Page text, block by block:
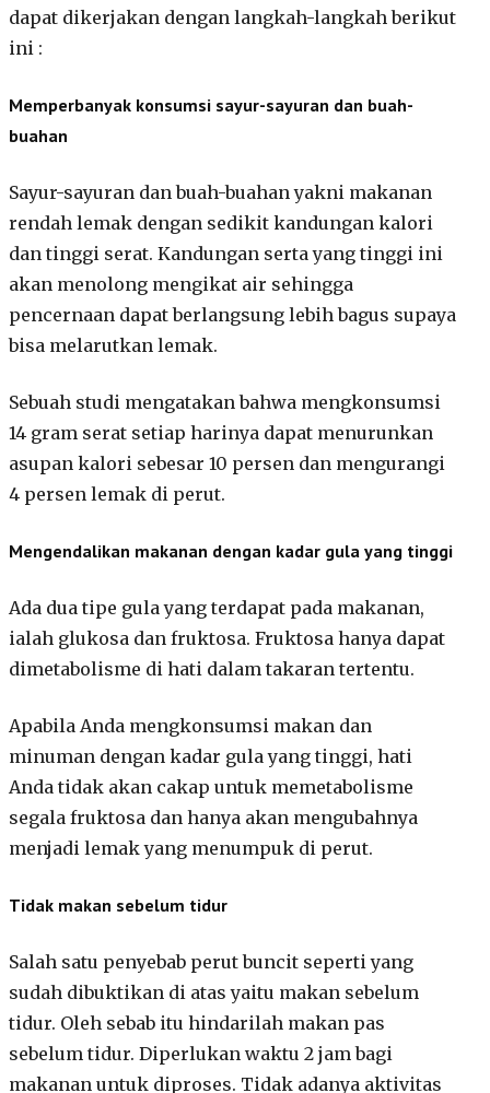
dapat dikerjakan dengan langkah-langkah berikut
ini :
Memperbanyak konsumsi sayur-sayuran dan buah-
buahan
Sayur-sayuran dan buah-buahan yakni makanan
rendah lemak dengan sedikit kandungan kalori
dan tinggi serat. Kandungan serta yang tinggi ini
akan menolong mengikat air sehingga
pencernaan dapat berlangsung lebih bagus supaya
bisa melarutkan lemak.
Sebuah studi mengatakan bahwa mengkonsumsi
14 gram serat setiap harinya dapat menurunkan
asupan kalori sebesar 10 persen dan mengurangi
4 persen lemak di perut.
Mengendalikan makanan dengan kadar gula yang tinggi
Ada dua tipe gula yang terdapat pada makanan,
ialah glukosa dan fruktosa. Fruktosa hanya dapat
dimetabolisme di hati dalam takaran tertentu.
Apabila Anda mengkonsumsi makan dan
minuman dengan kadar gula yang tinggi, hati
Anda tidak akan cakap untuk memetabolisme
segala fruktosa dan hanya akan mengubahnya
menjadi lemak yang menumpuk di perut.
Tidak makan sebelum tidur
Salah satu penyebab perut buncit seperti yang
sudah dibuktikan di atas yaitu makan sebelum
tidur. Oleh sebab itu hindarilah makan pas
sebelum tidur. Diperlukan waktu 2 jam bagi
makanan untuk diproses. Tidak adanya aktivitas